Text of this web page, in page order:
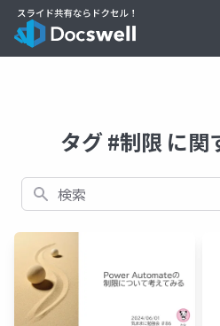
タグ #制限 に関
検索